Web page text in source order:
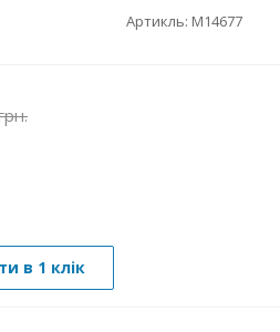
Артикль: М14677
в 1 клік